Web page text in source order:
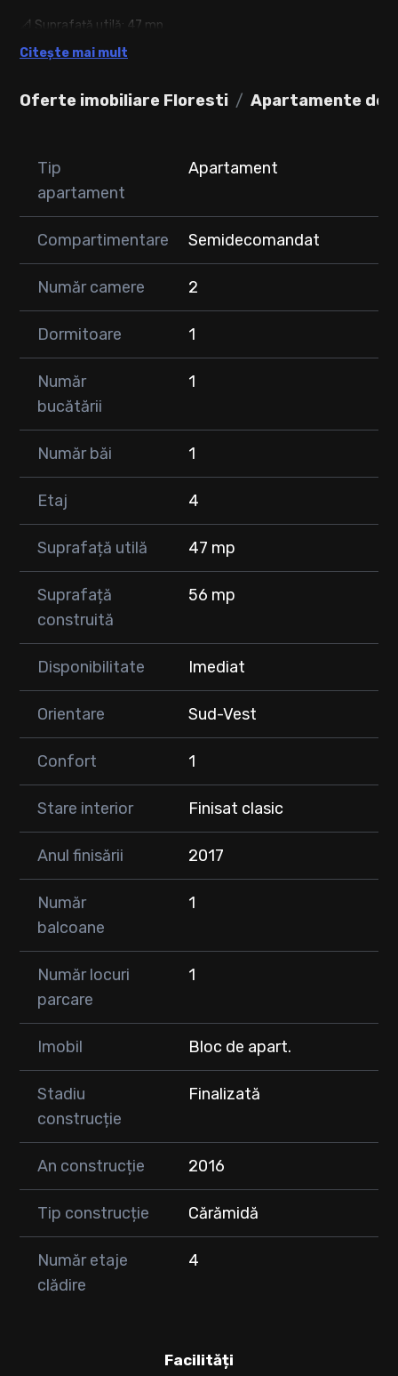
Oferte imobiliare Floresti Apartamente de
📐 Suprafață utilă: 47 mp
🏢 Etaj: 4 din 4
🛋 Se vinde complet mobilat și utilat, cu mobilier realizat la
* Baie
* Hol
Lidl, Profi, Mega Image, stație de autobuz, grădiniță, școală,
bancă, farmacie, cabinet medical, notar, stomatolog și sală de
fitness.
🚗 Loc de parcare disponibil separat: 5.000 €
Apartamentul este ideal atât pentru locuit, cât și pentru
📞 Pentru mai multe detalii sau programarea unei vizionări:
Citește mai mult
Tip
apartament
Apartament
Compartimentare Semidecomandat
Număr camere 2
Dormitoare 1
Număr
bucătării
1
Număr băi 1
Etaj 4
Suprafață utilă 47 mp
Suprafață
construită
56 mp
Disponibilitate Imediat
Orientare Sud-Vest
Confort 1
Stare interior Finisat clasic
Anul finisării 2017
Număr
balcoane
1
Număr locuri
parcare
1
Imobil Bloc de apart.
Stadiu
construcție
Finalizată
An construcție 2016
Tip construcție Cărămidă
Număr etaje
clădire
4
Facilități